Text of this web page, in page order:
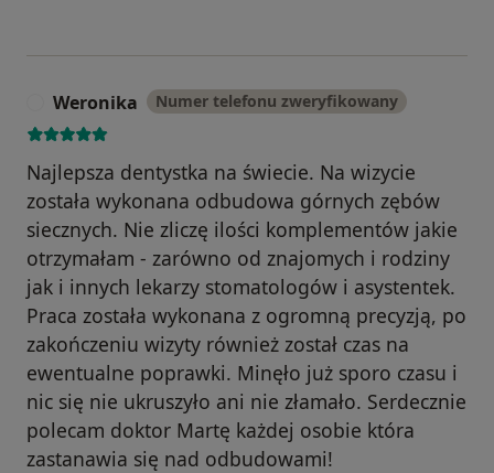
Weronika Numer telefonu zweryfikowany
Najlepsza dentystka na świecie. Na wizycie
została wykonana odbudowa górnych zębów
siecznych. Nie zliczę ilości komplementów jakie
otrzymałam - zarówno od znajomych i rodziny
jak i innych lekarzy stomatologów i asystentek.
Praca została wykonana z ogromną precyzją, po
zakończeniu wizyty również został czas na
ewentualne poprawki. Minęło już sporo czasu i
nic się nie ukruszyło ani nie złamało. Serdecznie
polecam doktor Martę każdej osobie która
zastanawia się nad odbudowami!